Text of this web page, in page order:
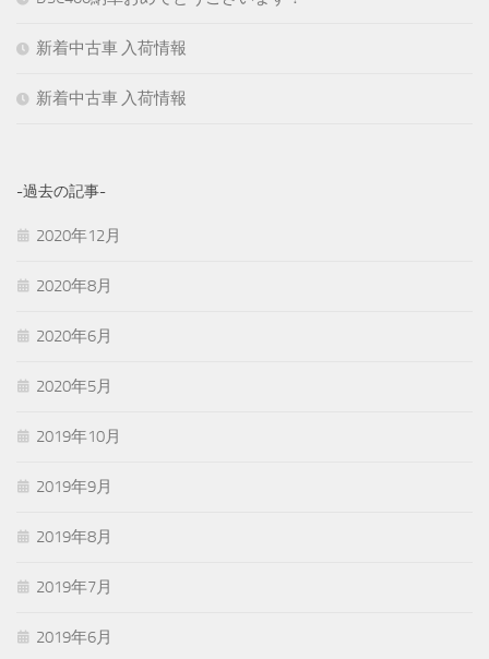
新着中古車 入荷情報
新着中古車 入荷情報
-過去の記事-
2020年12月
2020年8月
2020年6月
2020年5月
2019年10月
2019年9月
2019年8月
2019年7月
2019年6月